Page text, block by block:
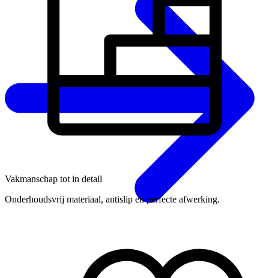
Vakmanschap tot in detail
Onderhoudsvrij materiaal, antislip en perfecte afwerking.